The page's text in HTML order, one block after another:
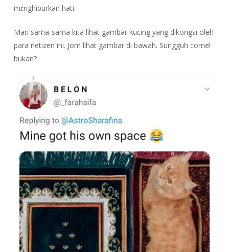
mɛnghiburkan hati.
Mari sama-sama kita lihat gambar kucing yang dikongsi oleh
para netizen ini. Jom lihat gambar di bawah. Sungguh comel
bukan?